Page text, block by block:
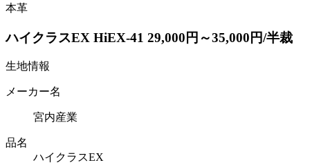
本革
ハイクラスEX HiEX-41 29,000円～35,000円/半裁
生地情報
メーカー名
宮内産業
品名
ハイクラスEX